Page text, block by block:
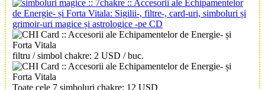
filtru / simbol chakre: 2 USD / buc.
Toate cele 7 simboluri chakre: 12 USD